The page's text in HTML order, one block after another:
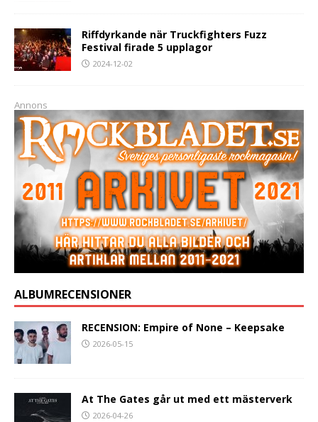
Riffdyrkande när Truckfighters Fuzz
Festival firade 5 upplagor
2024-12-02
Annons
ALBUMRECENSIONER
RECENSION: Empire of None – Keepsake
2026-05-15
At The Gates går ut med ett mästerverk
2026-04-26